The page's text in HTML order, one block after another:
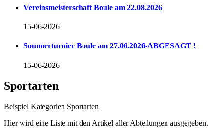
Vereinsmeisterschaft Boule am 22.08.2026
15-06-2026
Sommerturnier Boule am 27.06.2026-ABGESAGT !
15-06-2026
Sportarten
Beispiel Kategorien Sportarten
Hier wird eine Liste mit den Artikel aller Abteilungen ausgegeben.